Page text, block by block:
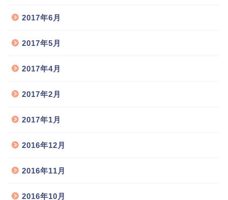
2017年6月
2017年5月
2017年4月
2017年2月
2017年1月
2016年12月
2016年11月
2016年10月